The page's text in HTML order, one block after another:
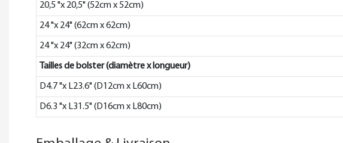
20,5 "x 20,5" (52cm x 52cm)
24 "x 24" (62cm x 62cm)
24 "x 24" (32cm x 62cm)
Tailles de bolster (diamètre x longueur)
D4.7 "x L23.6" (D12cm x L60cm)
D6.3 "x L31.5" (D16cm x L80cm)